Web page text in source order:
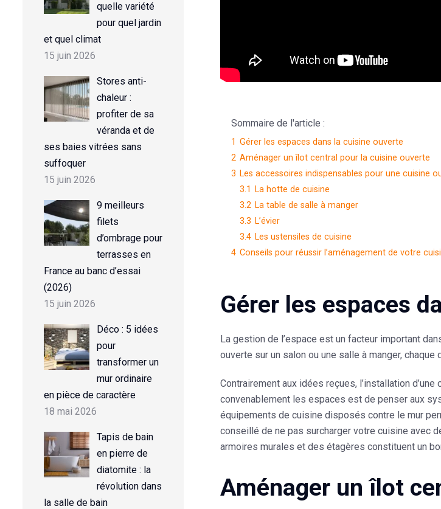
quelle variété
pour quel jardin
et quel climat
15 juin 2026
Stores anti-
chaleur :
profiter de sa
véranda et de
ses baies vitrées sans
suffoquer
15 juin 2026
9 meilleurs
filets
d’ombrage pour
terrasses en
France au banc d’essai
(2026)
15 juin 2026
Déco : 5 idées
pour
transformer un
mur ordinaire
en pièce de caractère
18 mai 2026
Tapis de bain
en pierre de
diatomite : la
révolution dans
la salle de bain
Sommaire de l'article :
1 Gérer les espaces dans la cuisine ouverte
2 Aménager un îlot central pour la cuisine ouverte
3 Les accessoires indispensables pour une cuisine
3.1
La hotte de cuisine
3.2 La table de salle à manger
3.3 L’évier
3.4 Les ustensiles de cuisine
4 Conseils pour réussir l’aménagement de votre
Gérer les espaces
La gestion de l’espace est un facteur important
ouverte sur un salon ou une salle à manger, chaque
Contrairement aux idées reçues, l’installation
convenablement les espaces est de penser aux
équipements de cuisine disposés contre le mur
conseillé de ne pas surcharger votre cuisine avec
armoires murales et des étagères constituent un
Aménager un îlot